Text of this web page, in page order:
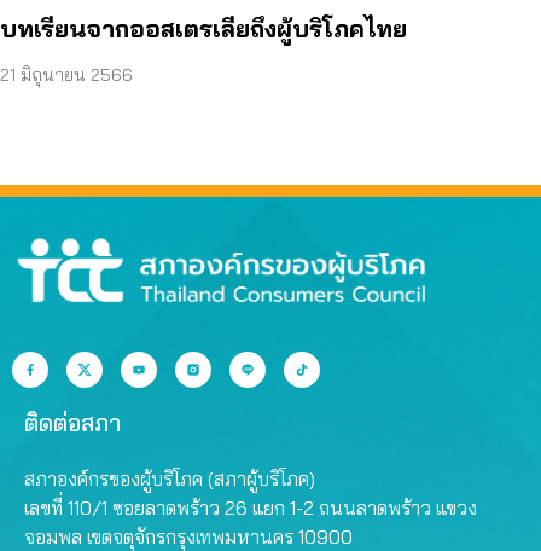
บทเรียนจากออสเตรเลียถึงผู้บริโภคไทย
21 มิถุนายน 2566
ติดต่อสภา
สภาองค์กรของผู้บริโภค (สภาผู้บริโภค)
เลขที่ 110/1 ซอยลาดพร้าว 26 แยก 1-2 ถนนลาดพร้าว แขวง
จอมพล เขตจตุจักรกรุงเทพมหานคร 10900